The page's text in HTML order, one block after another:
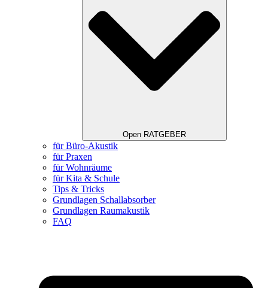
Open RATGEBER
für Büro-Akustik
für Praxen
für Wohnräume
für Kita & Schule
Tips & Tricks
Grundlagen Schallabsorber
Grundlagen Raumakustik
FAQ